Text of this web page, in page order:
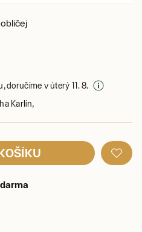
doručíme v úterý 11. 8.
Karlín,